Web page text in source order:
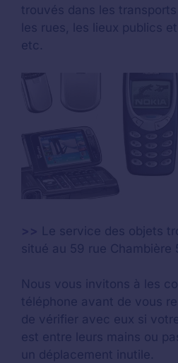
trouvés dans les
les rues, les lieux publics
etc.
Le service des objets
situé au 59 rue Chambière
Nous vous invitons à les
téléphone avant de vous
de vérifier avec eux si
est entre leurs mains ou
un déplacement inutile.